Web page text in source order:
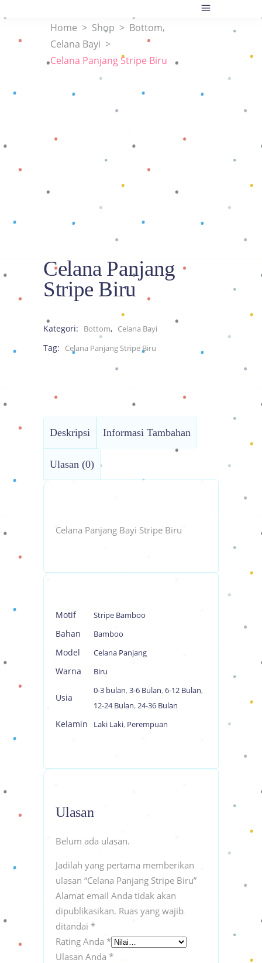
Home > Shop > Bottom,
Celana Bayi >
Celana Panjang Stripe Biru
Celana Panjang
Stripe Biru
Kategori: Bottom, Celana Bayi
Tag: Celana Panjang Stripe Biru
Deskripsi Informasi Tambahan
Ulasan (0)
Celana Panjang Bayi Stripe Biru
Motif Stripe Bamboo
Bahan Bamboo
Model Celana Panjang
Warna Biru
Usia
0-3 bulan, 3-6 Bulan, 6-12 Bulan,
12-24 Bulan, 24-36 Bulan
Kelamin Laki Laki, Perempuan
Ulasan
Belum ada ulasan.
Jadilah yang pertama memberikan
ulasan “Celana Panjang Stripe Biru”
Alamat email Anda tidak akan
dipublikasikan. Ruas yang wajib
ditandai *
Rating Anda *
Ulasan Anda *